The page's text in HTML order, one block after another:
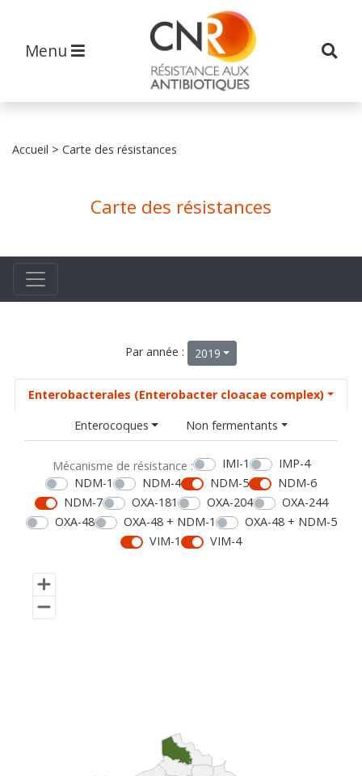
Menu
Accueil > Carte des résistances
Carte des résistances
Par année : 2019
Enterobacterales (Enterobacter cloacae complex)
Enterocoques
Non fermentants
Mécanisme de résistance : IMI-1
IMP-4
NDM-1
NDM-4 NDM-5
NDM-6
NDM-7
OXA-181 OXA-204
OXA-244
OXA-48
OXA-48 + NDM-1
OXA-48 + NDM-5
VIM-1
VIM-4